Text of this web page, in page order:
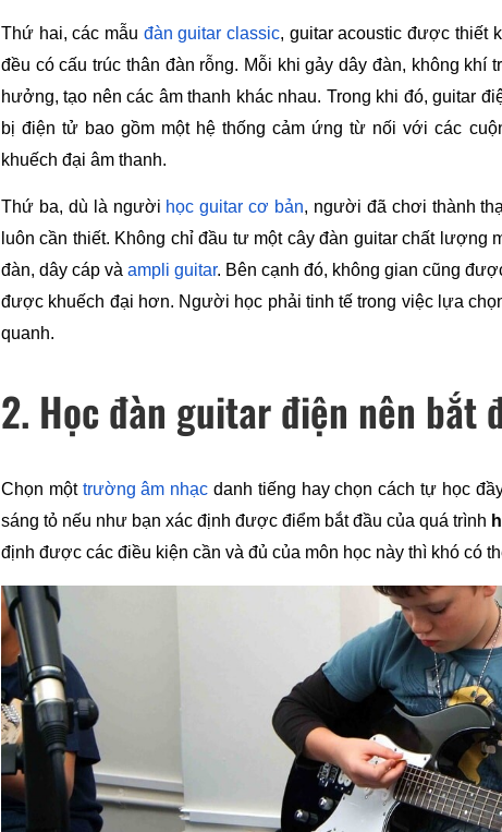
Thứ hai, các mẫu đàn guitar classic, guitar acoustic được thiết
đều có cấu trúc thân đàn rỗng. Mỗi khi gảy dây đàn, không
hưởng, tạo nên các âm thanh khác nhau. Trong khi đó, guitar
bị điện tử bao gồm một hệ thống cảm ứng từ nối với các
khuếch đại âm thanh.
Thứ ba, dù là người học guitar cơ bản, người đã chơi thành
luôn cần thiết. Không chỉ đầu tư một cây đàn guitar chất lượng
đàn, dây cáp và ampli guitar. Bên cạnh đó, không gian cũng
được khuếch đại hơn. Người học phải tinh tế trong việc lựa
quanh.
2. Học đàn guitar điện nên bắt
Chọn một trường âm nhạc danh tiếng hay chọn cách tự học đầy
sáng tỏ nếu như bạn xác định được điểm bắt đầu của quá trình
định được các điều kiện cần và đủ của môn học này thì khó có